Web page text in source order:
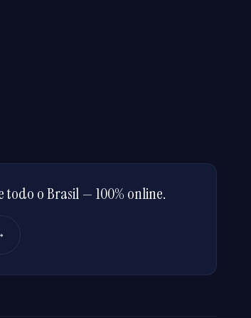
todo o Brasil — 100% online.